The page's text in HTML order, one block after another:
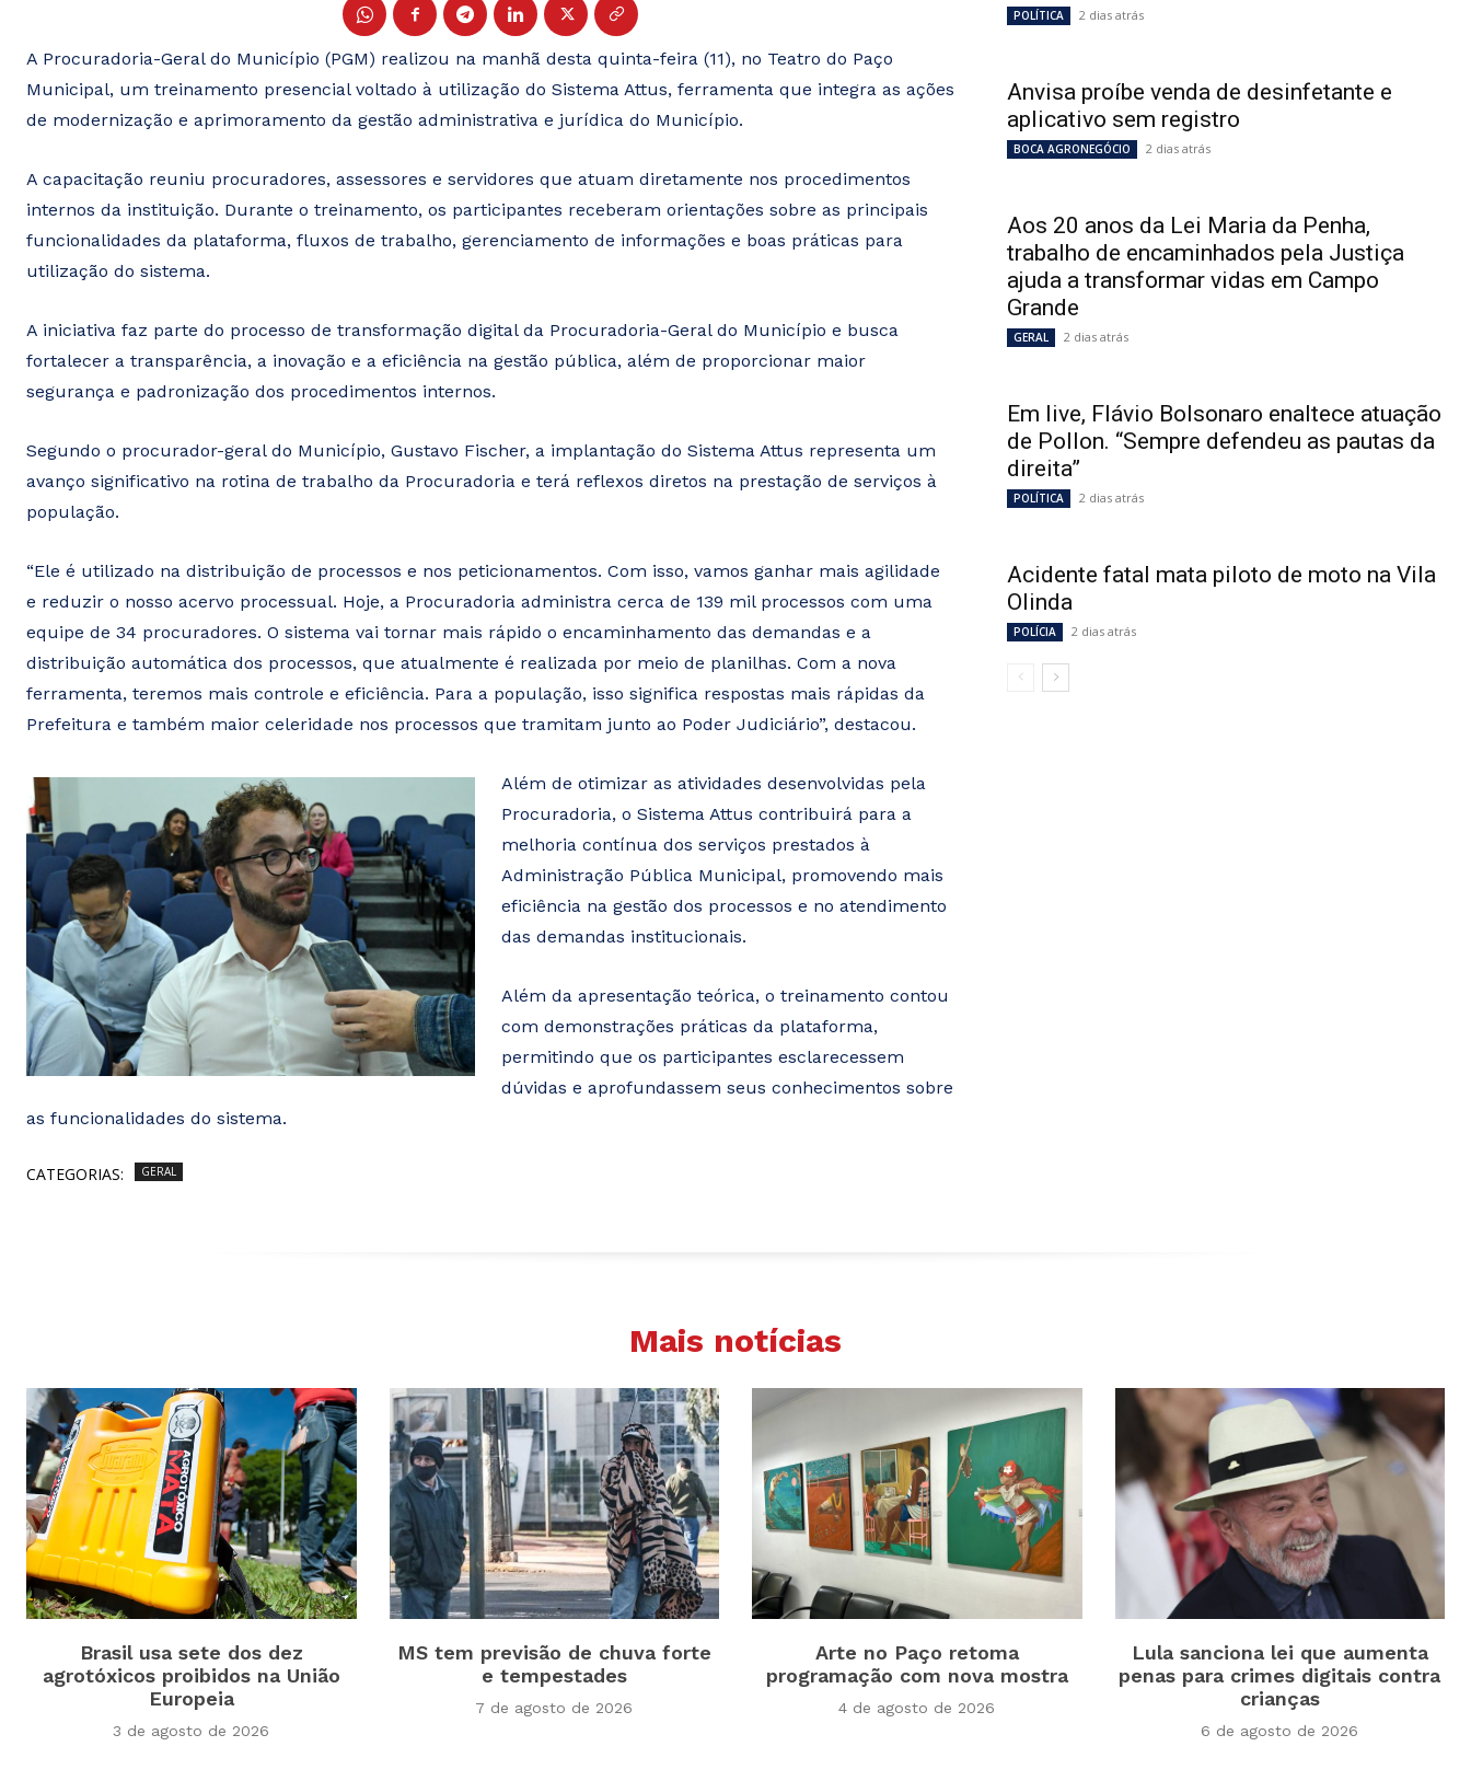
A Procuradoria-Geral do Município (PGM) realizou na manhã desta quinta-feira (11), no Teatro do Paço
Municipal, um treinamento presencial voltado à utilização do Sistema Attus, ferramenta que integra as ações
de modernização e aprimoramento da gestão administrativa e jurídica do Município.
A capacitação reuniu procuradores, assessores e servidores que atuam diretamente nos procedimentos
internos da instituição. Durante o treinamento, os participantes receberam orientações sobre as principais
funcionalidades da plataforma, fluxos de trabalho, gerenciamento de informações e boas práticas para
utilização do sistema.
A iniciativa faz parte do processo de transformação digital da Procuradoria-Geral do Município e busca
fortalecer a transparência, a inovação e a eficiência na gestão pública, além de proporcionar maior
segurança e padronização dos procedimentos internos.
Segundo o procurador-geral do Município, Gustavo Fischer, a implantação do Sistema Attus representa um
avanço significativo na rotina de trabalho da Procuradoria e terá reflexos diretos na prestação de serviços à
população.
“Ele é utilizado na distribuição de processos e nos peticionamentos. Com isso, vamos ganhar mais agilidade
e reduzir o nosso acervo processual. Hoje, a Procuradoria administra cerca de 139 mil processos com uma
equipe de 34 procuradores. O sistema vai tornar mais rápido o encaminhamento das demandas e a
distribuição automática dos processos, que atualmente é realizada por meio de planilhas. Com a nova
ferramenta, teremos mais controle e eficiência. Para a população, isso significa respostas mais rápidas da
Prefeitura e também maior celeridade nos processos que tramitam junto ao Poder Judiciário”, destacou.
Além de otimizar as atividades desenvolvidas pela
Procuradoria, o Sistema Attus contribuirá para a
melhoria contínua dos serviços prestados à
Administração Pública Municipal, promovendo mais
eficiência na gestão dos processos e no atendimento
das demandas institucionais.
Além da apresentação teórica, o treinamento contou
com demonstrações práticas da plataforma,
permitindo que os participantes esclarecessem
dúvidas e aprofundassem seus conhecimentos sobre
as funcionalidades do sistema.
CATEGORIAS: GERAL
POLÍTICA 2 dias atrás
Anvisa proíbe venda de desinfetante e
aplicativo sem registro
BOCA AGRONEGÓCIO 2 dias atrás
Aos 20 anos da Lei Maria da Penha,
trabalho de encaminhados pela Justiça
ajuda a transformar vidas em Campo
Grande
GERAL 2 dias atrás
Em live, Flávio Bolsonaro enaltece atuação
de Pollon. “Sempre defendeu as pautas da
direita”
POLÍTICA 2 dias atrás
Acidente fatal mata piloto de moto na Vila
Olinda
POLÍCIA 2 dias atrás
Mais notícias
Brasil usa sete dos dez
agrotóxicos proibidos na União
Europeia
3 de agosto de 2026
MS tem previsão de chuva forte
e tempestades
7 de agosto de 2026
Arte no Paço retoma
programação com nova mostra
4 de agosto de 2026
Lula sanciona lei que aumenta
penas para crimes digitais contra
crianças
6 de agosto de 2026